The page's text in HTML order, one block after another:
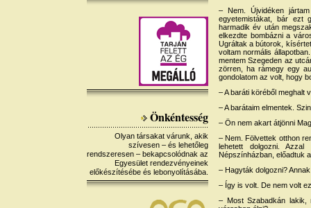
Önkéntesség
Olyan társakat várunk, akik
szívesen – és lehetőleg
rendszeresen – bekapcsolódnak az
Egyesület rendezvényeinek
előkészítésébe és lebonyolításába.
– Nem. Újvidéken
egyetemistákat, bár ezt
harmadik év után
elkezdte bombázni a
Ugráltak a bútorok,
voltam normális
mentem Szegeden az
zörren, ha rámegy egy
gondolatom az volt, hogy
– A baráti köréből meghalt
– A barátaim elmentek.
– Ön nem akart átjönni
– Nem. Fölvettek otthon
lehetett dolgozni.
Népszínházban, előadtuk
– Hagyták dolgozni?
– Így is volt. De nem volt
– Most Szabadkán lakik,